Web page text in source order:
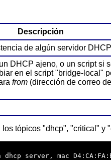
Descripción
de algún servidor DHCP
DHCP ajeno, o un script si
en el script "bridge-local"
from (dirección de correo
tópicos "dhcp", "critical" y
server, mac